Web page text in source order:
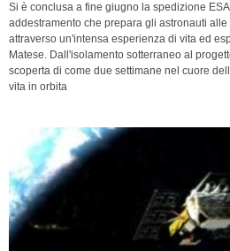
Si è conclusa a fine giugno la spedizione
addestramento che prepara gli astronauti
attraverso un'intensa esperienza di vita ed
Matese. Dall'isolamento sotterraneo al
scoperta di come due settimane nel cuore
vita in orbita